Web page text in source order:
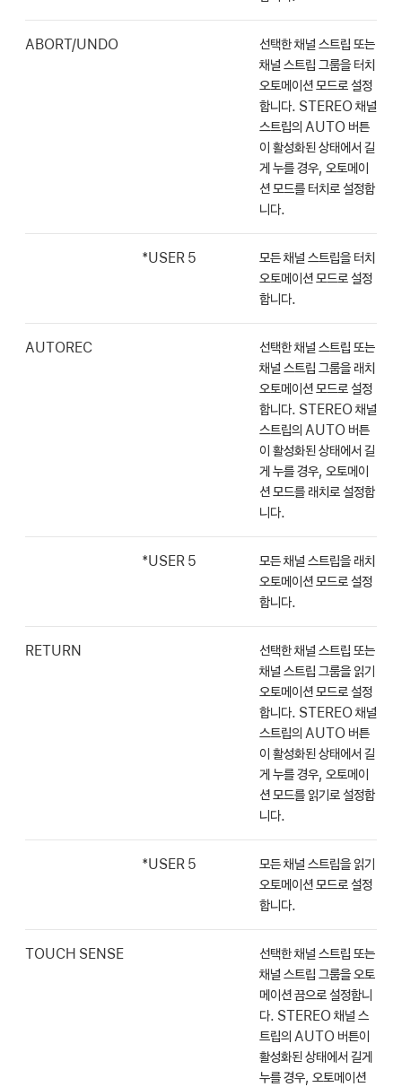
ABORT/UNDO
선택한 채널 스트립 또는
채널 스트립 그룹을 터치
오토메이션 모드로 설정
합니다. STEREO 채널
스트립의 AUTO 버튼
이 활성화된 상태에서 길
게 누를 경우, 오토메이
션 모드를 터치로 설정합
니다.
*USER 5
모든 채널 스트립을 터치
오토메이션 모드로 설정
합니다.
AUTOREC
선택한 채널 스트립 또는
채널 스트립 그룹을 래치
오토메이션 모드로 설정
합니다. STEREO 채널
스트립의 AUTO 버튼
이 활성화된 상태에서 길
게 누를 경우, 오토메이
션 모드를 래치로 설정합
니다.
*USER 5
모든 채널 스트립을 래치
오토메이션 모드로 설정
합니다.
RETURN
선택한 채널 스트립 또는
채널 스트립 그룹을 읽기
오토메이션 모드로 설정
합니다. STEREO 채널
스트립의 AUTO 버튼
이 활성화된 상태에서 길
게 누를 경우, 오토메이
션 모드를 읽기로 설정합
니다.
*USER 5
모든 채널 스트립을 읽기
오토메이션 모드로 설정
합니다.
TOUCH SENSE
선택한 채널 스트립 또는
채널 스트립 그룹을 오토
메이션 끔으로 설정합니
다. STEREO 채널 스
트립의 AUTO 버튼이
활성화된 상태에서 길게
누를 경우, 오토메이션